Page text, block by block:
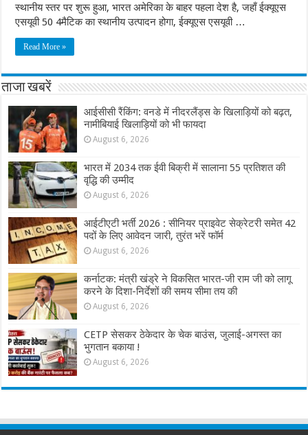
स्थानीय स्तर पर शुरू हुआ, भारत अमेरिका के बाहर पहला देश है, जहाँ ईक्यूएस
एसयूवी 50 4मैटिक का स्थानीय उत्पादन होगा, ईक्यूएस एसयूवी …
Read More »
ताजा खबरें
आईसीसी रैंकिंग: वनडे में नीदरलैंड्स के खिलाड़ियों को बढ़त,
नामीबियाई खिलाड़ियों को भी फायदा
August 6, 2026
भारत में 2034 तक ईवी बिक्री में सालाना 55 प्रतिशत की
वृद्धि की उम्मीद
August 6, 2026
आईटीएटी भर्ती 2026 : सीनियर प्राइवेट सेक्रेटरी समेत 42
पदों के लिए आवेदन जारी, तुरंत भरें फॉर्म
August 6, 2026
कर्नाटक: मंत्री खंड्रे ने विकसित भारत-जी राम जी को लागू
करने के दिशा-निर्देशों की समय सीमा तय की
August 6, 2026
CETP सेसकर ठेकेदार के चेक बाउंस, जुलाई-अगस्त का
भुगतान बकाया !
August 6, 2026